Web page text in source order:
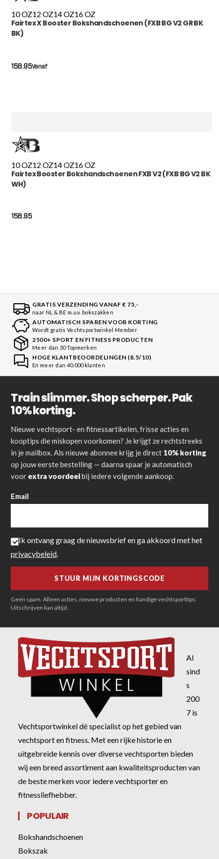
10 OZ12 OZ14 OZ16 OZ
Fairtex X Booster Bokshandschoenen (FXB BG V2 GR BK
BK)
Vanaf
158.95
10 OZ12 OZ14 OZ16 OZ
Fairtex Booster Bokshandschoenen FXB V2 (FXB BG V2 BK
WH)
158.95
GRATIS VERZENDING VANAF € 75,-
naar NL & BE m.u.v. bokszakken
AUTOMATISCH SPAREN VOOR KORTING
Wordt gratis Vechtsportwinkel Member
2500+ SPORT EN FITNESS PRODUCTEN
Meer dan 30 Topmerken
HOGE KLANTBEOORDELINGEN (8.5/10)
En meer dan 40.000 klanten
Train slimmer. Shop scherper. Pak
10% korting.
Nieuwe vechtsport- en fitnessartikelen, frisse acties en
kooptips die miskopen voorkomen? Je krijgt ze rechtstreeks
in je mailbox. Als nieuwe abonnee krijg je direct 10% korting
op jouw eerste bestelling — daarna spaar je automatisch
voor extra voordeelbij iedere volgende aankoop.
Email
Ik ontvang graag de nieuwsbrief en ga akkoord met het
privacybeleid.
Geen spam. Alleen acties, nieuwe producten en handige vechtsporttips.
Uitschrijven kan altijd.
Al
sind
s
200
7 is
Vechtsportwinkel dé specialist op het gebied van
vechtsport en fitness. Met een rijke historie en
uitgebreide kennis over diverse vechtsporten bieden
wij een breed assortiment aan kwaliteitsproducten van
de beste merken voor iedere vechtsporter en
fitnessliefhebber.
POPULAIR
Bokshandschoenen
Bokszak